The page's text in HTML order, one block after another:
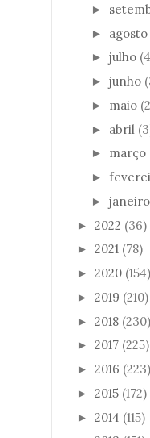
►
► agosto
► julho
► junho
► maio
► abril
► março
►
► janeiro
► 2022 (36)
► 2021 (78)
► 2020 (154)
► 2019 (210)
► 2018 (230)
► 2017 (225)
► 2016 (223)
► 2015 (172)
► 2014 (115)